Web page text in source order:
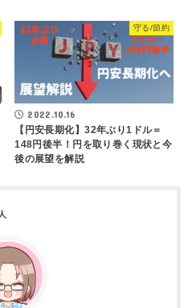
守る/節約
2022.10.16
【円安長期化】32年ぶり1ドル＝
148円後半！円を取り巻く現状と今
後の展望を解説